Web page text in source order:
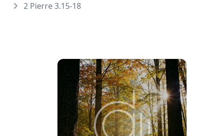
2 Pierre 3.15-18